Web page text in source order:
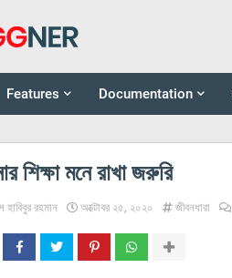
Features Documentation
শিক্ষা মনে রাখা জরুরি
রহমান অক্টোবর ২৫, ২০২০ জীবনধারা